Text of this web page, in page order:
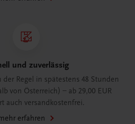
und zuverlässig
Regel in spätestens 48 Stunden
von Österreich) – ab 29,00 EUR
auch versandkostenfrei.
erfahren